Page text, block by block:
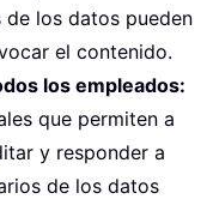
los datos pueden
el contenido.
los empleados:
que permiten a
y responder a
de los datos